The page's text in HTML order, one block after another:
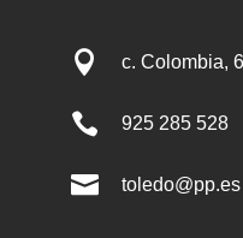
 c. Colombia,
 925 285 528
 toledo@pp.es